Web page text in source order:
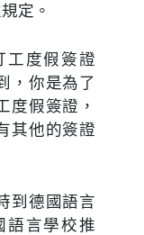
定。
工度假簽證
，你是為了
度假簽證，
其他的簽證
到德國語言
語言學校推